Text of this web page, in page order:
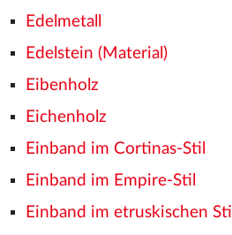
Edelmetall
Edelstein (Material)
Eibenholz
Eichenholz
Einband im Cortinas-Stil
Einband im Empire-Stil
Einband im etruskischen Stil